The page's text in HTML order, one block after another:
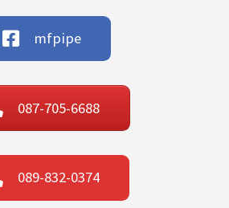
mfpipe
087-705-6688
089-832-0374